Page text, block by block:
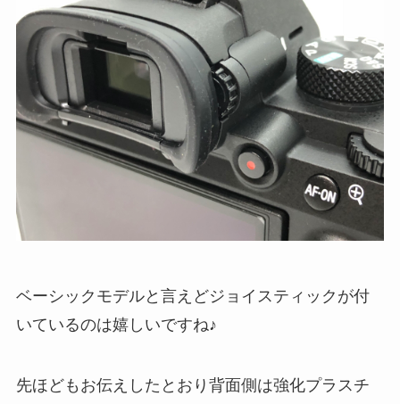
ベーシックモデルと言えどジョイスティックが付
いているのは嬉しいですね♪
先ほどもお伝えしたとおり背面側は強化プラスチ